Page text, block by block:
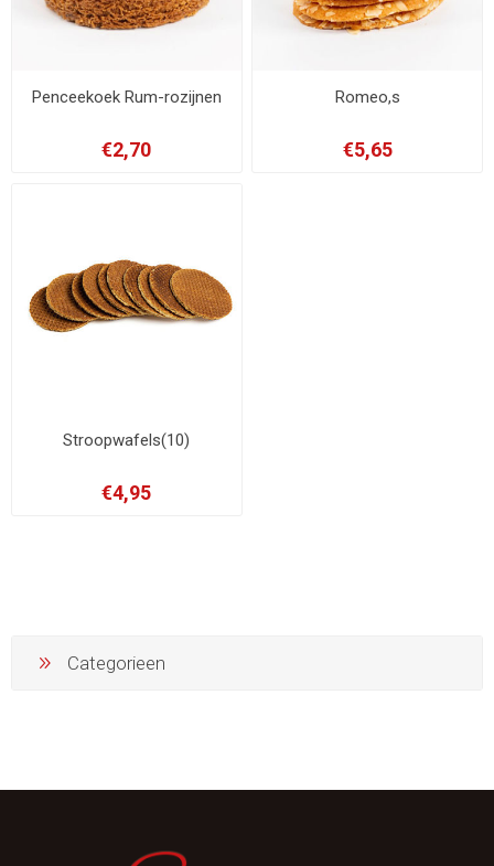
Penceekoek Rum-rozijnen
€2,70
Romeo,s
€5,65
Stroopwafels(10)
€4,95
Categorieen